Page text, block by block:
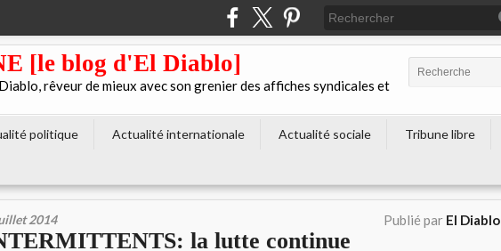
[le blog d'El Diablo]
rêveur de mieux avec son grenier des affiches syndicales et
politique Actualité internationale Actualité sociale Tribune libre
2014 Publié par El Diablo
la lutte continue